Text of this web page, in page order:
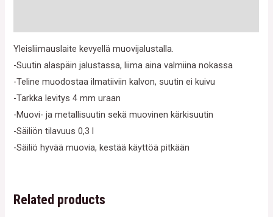
Yleisliimauslaite kevyellä muovijalustalla.
-Suutin alaspäin jalustassa, liima aina valmiina nokassa
-Teline muodostaa ilmatiiviin kalvon, suutin ei kuivu
-Tarkka levitys 4 mm uraan
-Muovi- ja metallisuutin sekä muovinen kärkisuutin
-Säiliön tilavuus 0,3 l
-Säiliö hyvää muovia, kestää käyttöä pitkään
Related products